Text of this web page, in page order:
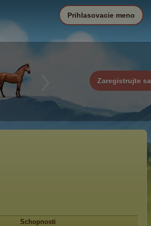
Zaregistrujte sa
Prihlasovacie meno
Schopnosti